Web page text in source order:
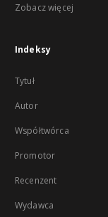
Zobacz więcej
Indeksy
Tytuł
Autor
Współtwórca
Promotor
Recenzent
Wydawca